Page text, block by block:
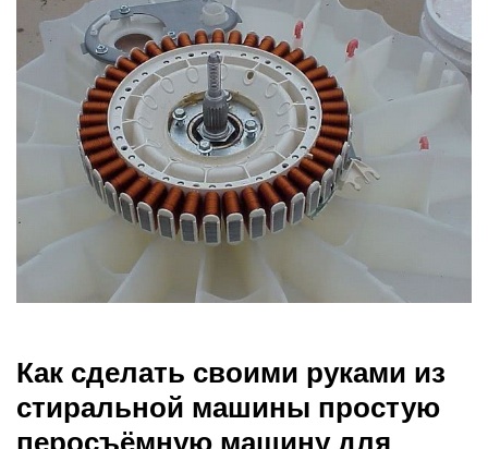
Как сделать своими руками из
стиральной машины простую
перосъёмную машину для